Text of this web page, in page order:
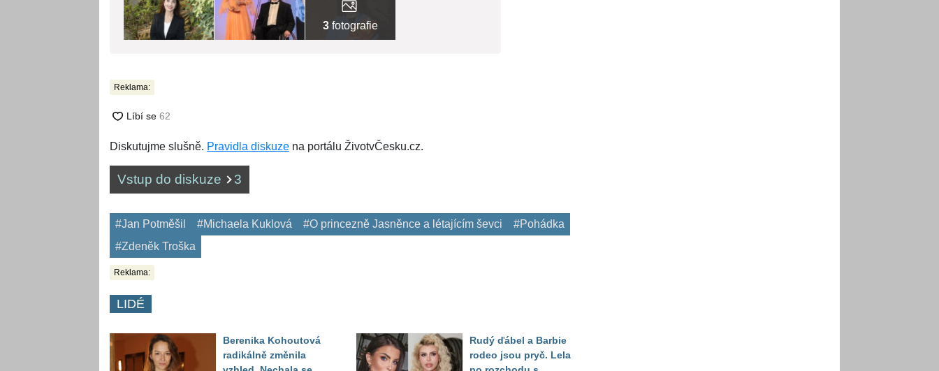
3 fotografie
Reklama:
Diskutujme slušně. Pravidla diskuze na portálu ŽivotvČesku.cz.
Vstup do diskuze 3
#Jan Potměšil #Michaela Kuklová #O princezně Jasněnce a létajícím ševci
#Pohádka
#Zdeněk Troška
Reklama:
LIDÉ
Berenika Kohoutová
radikálně změnila
Rudý ďábel a Barbie
rodeo jsou pryč. Lela